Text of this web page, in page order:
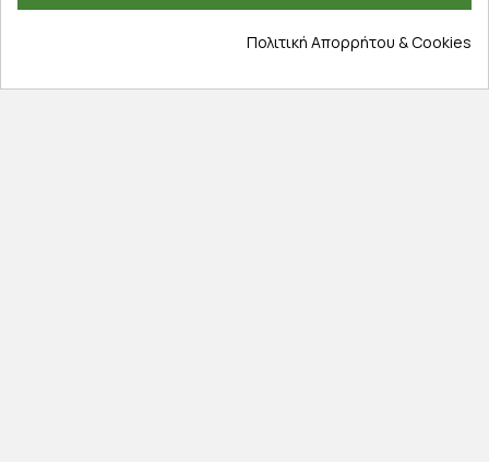
Επικοινωνία
Πολιτική Απορρήτου & Cookies